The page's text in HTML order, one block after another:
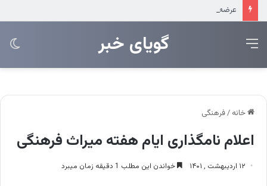
عرضه مستقیم محصولات ایرانول در ایام اربعین
‌‌‌گویای خبر منو
خانه /فرهنگی
اعلام نامگذاری ایام هفته میراث‌ فرهنگی
۱۲ اردیبهشت , ۱۴۰۱ خواندن این مطلب 1 دقیقه زمان میبرد